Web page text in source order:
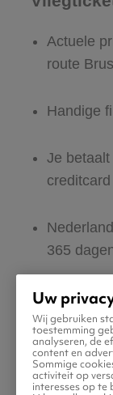
Actuele
route
Handige
Je
creditcard
365
Zeker van
Boek ook
in Berlijn
Uw
Wij gebruiken
toestemming
analyseren, de
content en
Sommige
activiteit op
interesses op te